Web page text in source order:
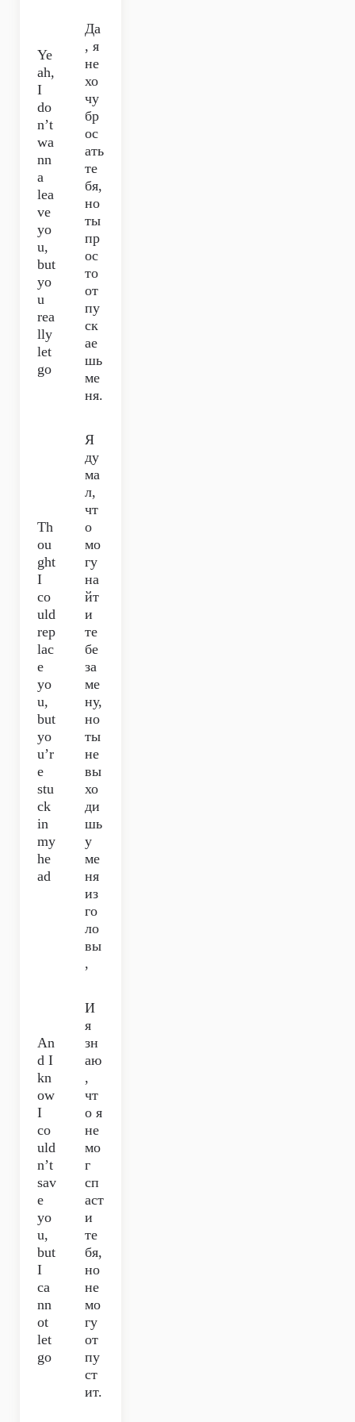
Ye
ah,
I
do
n’t
wa
nn
a
lea
ve
yo
u,
but
yo
u
rea
lly
let
go
Да
, я
не
хо
чу
бр
ос
ать
те
бя,
но
ты
пр
ос
то
от
пу
ск
ае
шь
ме
ня.
Th
ou
ght
I
co
uld
rep
lac
e
yo
u,
but
yo
u’r
e
stu
ck
in
my
he
ad
Я
ду
ма
л,
чт
о
мо
гу
на
йт
и
те
бе
за
ме
ну,
но
ты
не
вы
хо
ди
шь
у
ме
ня
из
го
ло
вы
,
An
d I
kn
ow
I
co
uld
n’t
sav
e
yo
u,
but
I
ca
nn
ot
let
go
И
я
зн
аю
,
чт
о я
не
мо
г
сп
аст
и
те
бя,
но
не
мо
гу
от
пу
ст
ит.